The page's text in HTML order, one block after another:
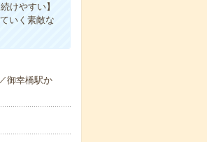
けやすい】
いく素敵な
御幸橋駅か